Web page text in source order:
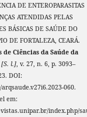
DE ENTEROPARASITAS
ATENDIDAS PELAS
BÁSICAS DE SAÚDE DO
DE FORTALEZA, CEARÁ.
de Ciências da Saúde da
[S. l.], v. 27, n. 6, p. 3093–
DOI:
arqsaude.v27i6.2023-060.
em:
index.php/